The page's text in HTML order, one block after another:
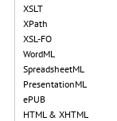
XSLT
XPath
XSL-FO
WordML
SpreadsheetML
PresentationML
ePUB
HTML & XHTML